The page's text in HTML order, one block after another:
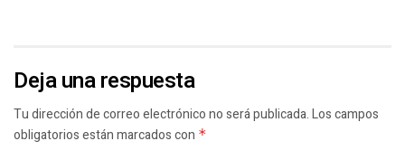
Deja una respuesta
Tu dirección de correo electrónico no será publicada.Los campos
obligatorios están marcados con *